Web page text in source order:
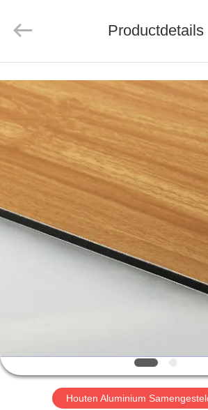
PRODUCTEN
OVER
ONS
FABRIEKSTOUR
MET
ONS
Co.,
Reserved.
Productdetails
Houten Aluminium